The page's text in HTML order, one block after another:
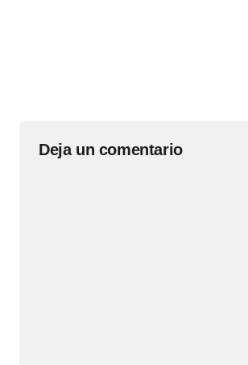
Deja un comentario